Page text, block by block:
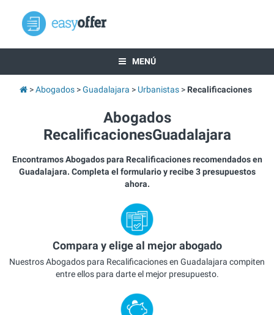
MENÚ
Abogados Guadalajara Urbanistas Recalificaciones
Abogados
RecalificacionesGuadalajara
Encontramos Abogados para Recalificaciones recomendados en
Guadalajara. Completa el formulario y recibe 3 presupuestos
ahora.
Compara y elige al mejor abogado
Nuestros Abogados para Recalificaciones en Guadalajara compiten
entre ellos para darte el mejor presupuesto.